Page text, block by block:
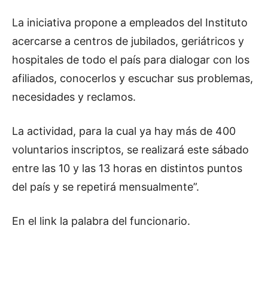
o
r
d
e
a
d
i
o
La iniciativa propone a empleados del Instituto
acercarse a centros de jubilados, geriátricos y
hospitales de todo el país para dialogar con los
afiliados, conocerlos y escuchar sus problemas,
necesidades y reclamos.
La actividad, para la cual ya hay más de 400
voluntarios inscriptos, se realizará este sábado
entre las 10 y las 13 horas en distintos puntos
del país y se repetirá mensualmente”.
En el link la palabra del funcionario.